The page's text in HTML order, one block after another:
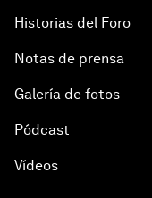
Historias del Foro
Notas de prensa
Galería de fotos
Pódcast
Vídeos